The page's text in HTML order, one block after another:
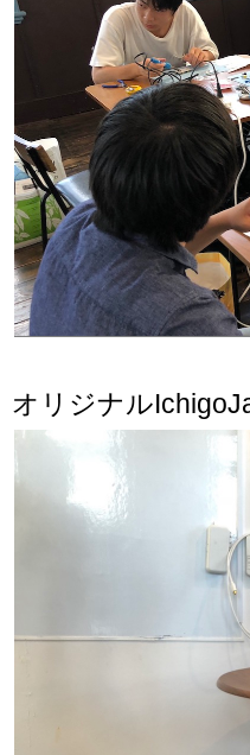
オリジナル